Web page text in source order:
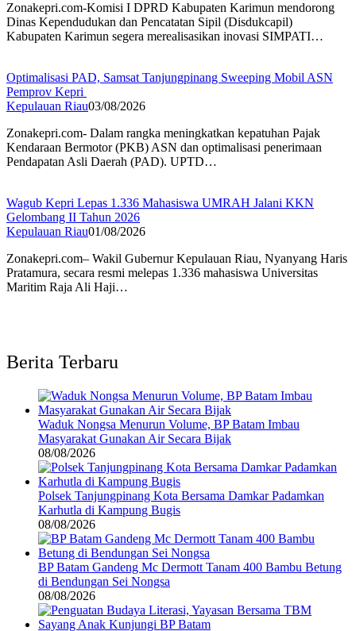
Zonakepri.com-Komisi I DPRD Kabupaten Karimun mendorong
Dinas Kependudukan dan Pencatatan Sipil (Disdukcapil)
Kabupaten Karimun segera merealisasikan inovasi SIMPATI…
Optimalisasi PAD, Samsat Tanjungpinang Sweeping Mobil ASN
Pemprov Kepri
Kepulauan Riau03/08/2026
Zonakepri.com- Dalam rangka meningkatkan kepatuhan Pajak
Kendaraan Bermotor (PKB) ASN dan optimalisasi penerimaan
Pendapatan Asli Daerah (PAD). UPTD…
Wagub Kepri Lepas 1.336 Mahasiswa UMRAH Jalani KKN
Gelombang II Tahun 2026
Kepulauan Riau01/08/2026
Zonakepri.com– Wakil Gubernur Kepulauan Riau, Nyanyang Haris
Pratamura, secara resmi melepas 1.336 mahasiswa Universitas
Maritim Raja Ali Haji…
Berita Terbaru
Waduk Nongsa Menurun Volume, BP Batam Imbau
Masyarakat Gunakan Air Secara Bijak
08/08/2026
Polsek Tanjungpinang Kota Bersama Damkar Padamkan
Karhutla di Kampung Bugis
08/08/2026
BP Batam Gandeng Mc Dermott Tanam 400 Bambu Betung
di Bendungan Sei Nongsa
08/08/2026